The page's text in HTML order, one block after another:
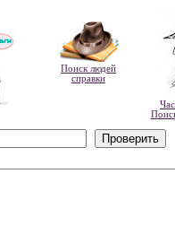
Поиск людей
справки